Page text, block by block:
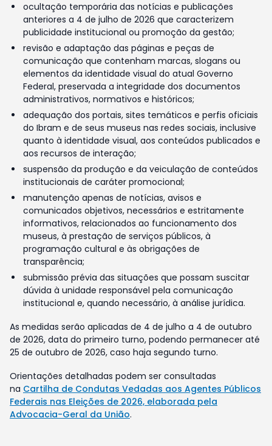
ocultação temporária das notícias e publicações
anteriores a 4 de julho de 2026 que caracterizem
publicidade institucional ou promoção da gestão;
revisão e adaptação das páginas e peças de
comunicação que contenham marcas, slogans ou
elementos da identidade visual do atual Governo
Federal, preservada a integridade dos documentos
administrativos, normativos e históricos;
adequação dos portais, sites temáticos e perfis oficiais
do Ibram e de seus museus nas redes sociais, inclusive
quanto à identidade visual, aos conteúdos publicados e
aos recursos de interação;
suspensão da produção e da veiculação de conteúdos
institucionais de caráter promocional;
manutenção apenas de notícias, avisos e
comunicados objetivos, necessários e estritamente
informativos, relacionados ao funcionamento dos
museus, à prestação de serviços públicos, à
programação cultural e às obrigações de
transparência;
submissão prévia das situações que possam suscitar
dúvida à unidade responsável pela comunicação
institucional e, quando necessário, à análise jurídica.
As medidas serão aplicadas de 4 de julho a 4 de outubro
de 2026, data do primeiro turno, podendo permanecer até
25 de outubro de 2026, caso haja segundo turno.
Orientações detalhadas podem ser consultadas
na Cartilha de Condutas Vedadas aos Agentes Públicos
Federais nas Eleições de 2026, elaborada pela
Advocacia-Geral da União.